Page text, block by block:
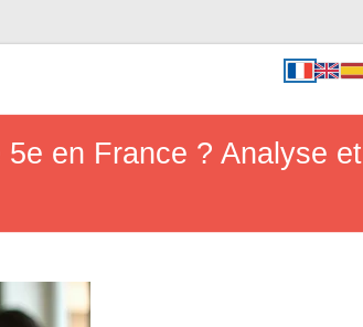
en France ? Analyse et